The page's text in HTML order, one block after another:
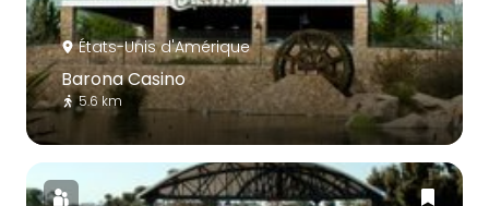
États-Unis d'Amérique
Barona Casino
5.6 km